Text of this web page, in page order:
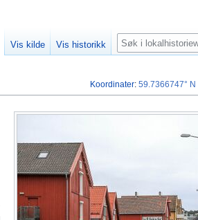
Koordinater:59.7366747° N
Vis kilde Vis historikk Søk